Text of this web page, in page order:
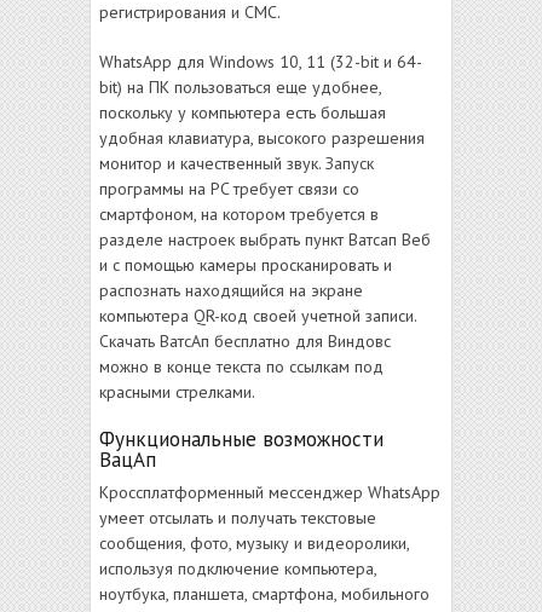
регистрирования и СМС.
WhatsApp для Windows 10, 11 (32-bit и 64-
bit) на ПК пользоваться еще удобнее,
поскольку у компьютера есть большая
удобная клавиатура, высокого разрешения
монитор и качественный звук. Запуск
программы на PC требует связи со
смартфоном, на котором требуется в
разделе настроек выбрать пункт Ватсап Веб
и с помощью камеры просканировать и
распознать находящийся на экране
компьютера QR-код своей учетной записи.
Скачать ВатсАп бесплатно для Виндовс
можно в конце текста по ссылкам под
красными стрелками.
Функциональные возможности
ВацАп
Кроссплатформенный мессенджер WhatsApp
умеет отсылать и получать текстовые
сообщения, фото, музыку и видеоролики,
используя подключение компьютера,
ноутбука, планшета, смартфона, мобильного